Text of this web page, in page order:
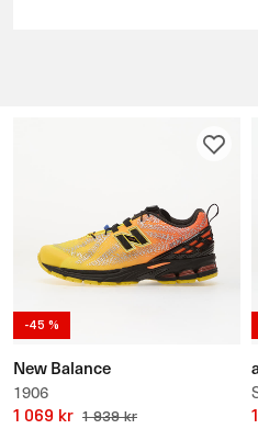
-45 %
New Balance
1906
1 069 kr 1 939 kr